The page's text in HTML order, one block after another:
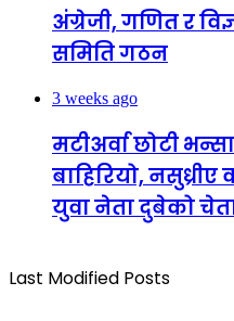
अंग्रेजी, गणित र
समिति गठन
3 weeks ago
मटीअर्वा छोटी
बाहिरियो,
युवा नेता दुबेको
Last Modified Posts